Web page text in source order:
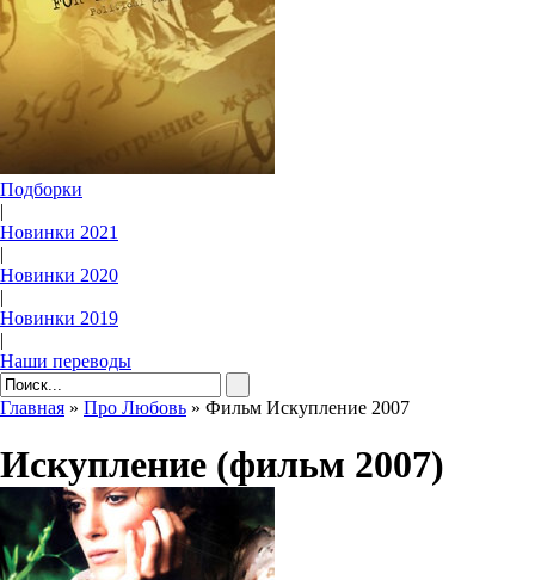
Подборки
|
Новинки 2021
|
Новинки 2020
|
Новинки 2019
|
Наши переводы
Главная » Про Любовь » Фильм Искупление 2007
Искупление (фильм 2007)